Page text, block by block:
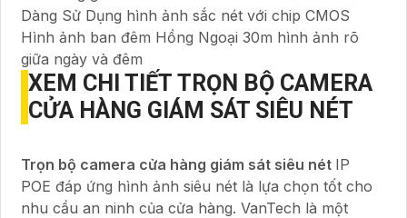
Dàng Sử Dụng hình ảnh sắc nét với chip CMOS
Hình ảnh ban đêm Hồng Ngoại 30m hình ảnh rõ
giữa ngày và đêm
XEM CHI TIẾT TRỌN BỘ CAMERA
CỬA HÀNG GIÁM SÁT SIÊU NÉT
Trọn bộ camera cửa hàng giám sát siêu nét IP
POE đáp ứng hình ảnh siêu nét là lựa chọn tốt cho
nhu cầu an ninh của cửa hàng. VanTech là một